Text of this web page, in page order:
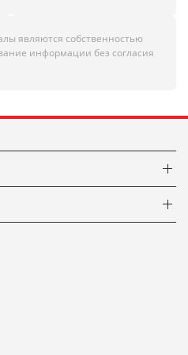
являются собственностью
информации без согласия